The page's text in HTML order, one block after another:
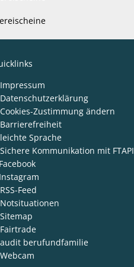
Impressum
Datenschutzerklärung
Cookies-Zustimmung ändern
Barrierefreiheit
leichte Sprache
Sichere Kommunikation mit FTAPI
Facebook
Instagram
RSS-Feed
Notsituationen
Sitemap
Fairtrade
audit berufundfamilie
Webcam